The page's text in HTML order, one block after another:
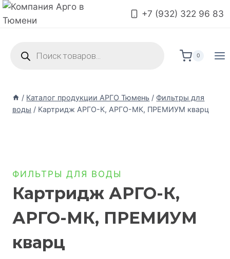
+7 (932) 322 96 83
0
/ Каталог продукции АРГО Тюмень / Фильтры для
воды / Картридж АРГО-К, АРГО-МК, ПРЕМИУМ кварц
ФИЛЬТРЫ ДЛЯ ВОДЫ
Картридж АРГО-К,
АРГО-МК, ПРЕМИУМ
кварц